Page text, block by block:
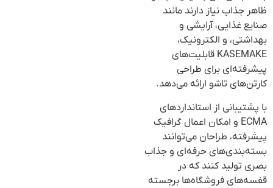
ظاهر جذاب نیاز دارند مانند
صنایع غذایی، آرایشی و
بهداشتی، و الکترونیک،
KASEMAKE قابلیت‌های
پیشرفته‌ای برای طراحی
کارتن‌های تاشو ارائه می‌دهد.
با پشتیبانی از استانداردهای
ECMA و امکان اعمال گرافیک
پیشرفته، طراحان می‌توانند
بسته‌بندی‌های حرفه‌ای و جذاب
بصری تولید کنند که در
قفسه‌های فروشگاه‌ها برجسته